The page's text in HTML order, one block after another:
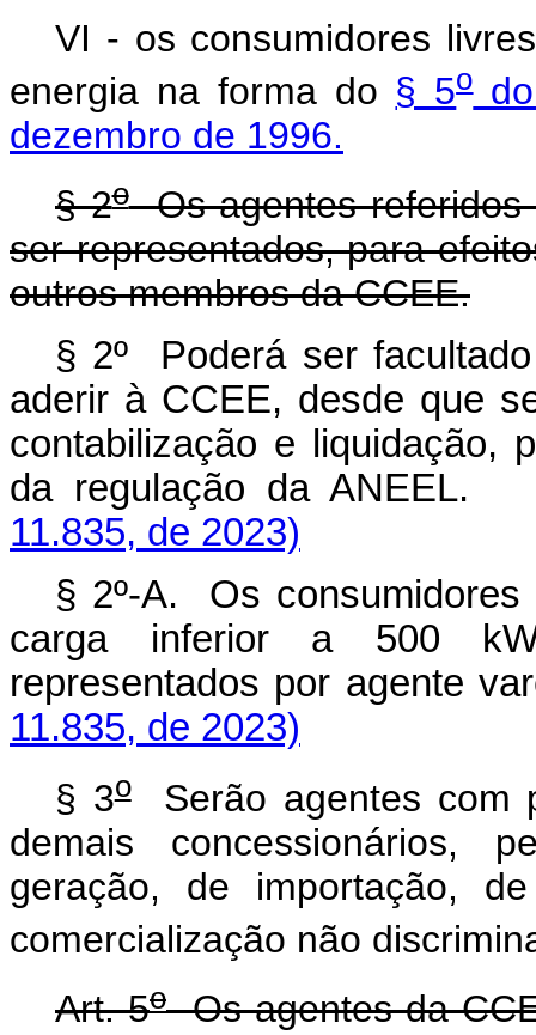
VI - os consumidores
energia na forma do § 5odo
dezembro de 1996.
§ 2oOs agentes referidos
ser representados, para
outros membros da CCEE.
§ 2º Poderá ser
aderir à CCEE, desde que
contabilização e liquidação,
da regulação da
11.835, de 2023)
§ 2º-A. Os
carga inferior a 500
representados por
11.835, de 2023)
§ 3oSerão agentes com
demais concessionários,
geração, de importação,
comercialização não
Art. 5oOs agentes da